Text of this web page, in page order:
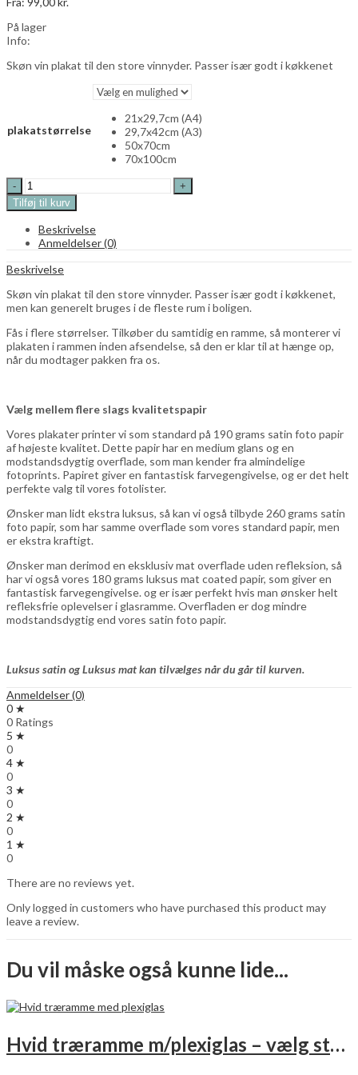
0,00kr.
På lager
Info:
Skøn vin plakat til den store vinnyder. Passer især godt i køkkenet
plakatstørrelse
21x29,7cm (A4)
29,7x42cm (A3)
50x70cm
70x100cm
Wine
-
cheaper
than
therapy
plakat
plakat
quantity
Tilføj til kurv
Beskrivelse
Anmeldelser (0)
Beskrivelse
Skøn vin plakat til den store vinnyder. Passer især godt i køkkenet,
men kan generelt bruges i de fleste rum i boligen.
Fås i flere størrelser. Tilkøber du samtidig en ramme, så monterer vi
plakaten i rammen inden afsendelse, så den er klar til at hænge op,
når du modtager pakken fra os.
Vælg mellem flere slags kvalitetspapir
Vores plakater printer vi som standard på 190 grams satin foto papir
af højeste kvalitet. Dette papir har en medium glans og en
modstandsdygtig overflade, som man kender fra almindelige
fotoprints. Papiret giver en fantastisk farvegengivelse, og er det helt
perfekte valg til vores fotolister.
Ønsker man lidt ekstra luksus, så kan vi også tilbyde 260 grams satin
foto papir, som har samme overflade som vores standard papir, men
er ekstra kraftigt.
Ønsker man derimod en eksklusiv mat overflade uden refleksion, så
har vi også vores 180 grams luksus mat coated papir, som giver en
fantastisk farvegengivelse. og er især perfekt hvis man ønsker helt
refleksfrie oplevelser i glasramme. Overfladen er dog mindre
modstandsdygtig end vores satin foto papir.
Luksus satin og Luksus mat kan tilvælges når du går til kurven.
Anmeldelser (0)
0 ★
0 Ratings
5 ★
0
4 ★
0
3 ★
0
2 ★
0
1 ★
0
There are no reviews yet.
Only logged in customers who have purchased this product may
leave a review.
Du vil måske også kunne lide...
Hvid træramme m/plexiglas – vælg størrelse